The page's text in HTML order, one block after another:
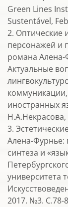
Green Lines
Sustentável,
2. Оптические
персонажей и
романа
Актуальные
иностранных
Н.А.Некрасова,
3.
Алена-Фурнье:
синтеза и
университета
2017. №3. С.78-